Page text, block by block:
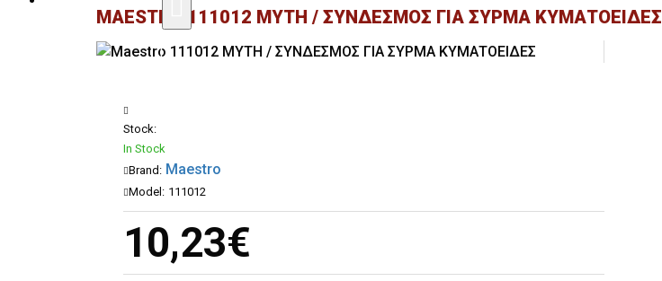
MAESTRO 111012 ΜΥΤΗ / ΣΥΝΔΕΣΜΟΣ ΓΙΑ ΣΥΡΜΑ ΚΥΜΑΤΟΕΙΔΕΣ
10,23€
Stock:
In Stock
Brand: Maestro
Model: 111012